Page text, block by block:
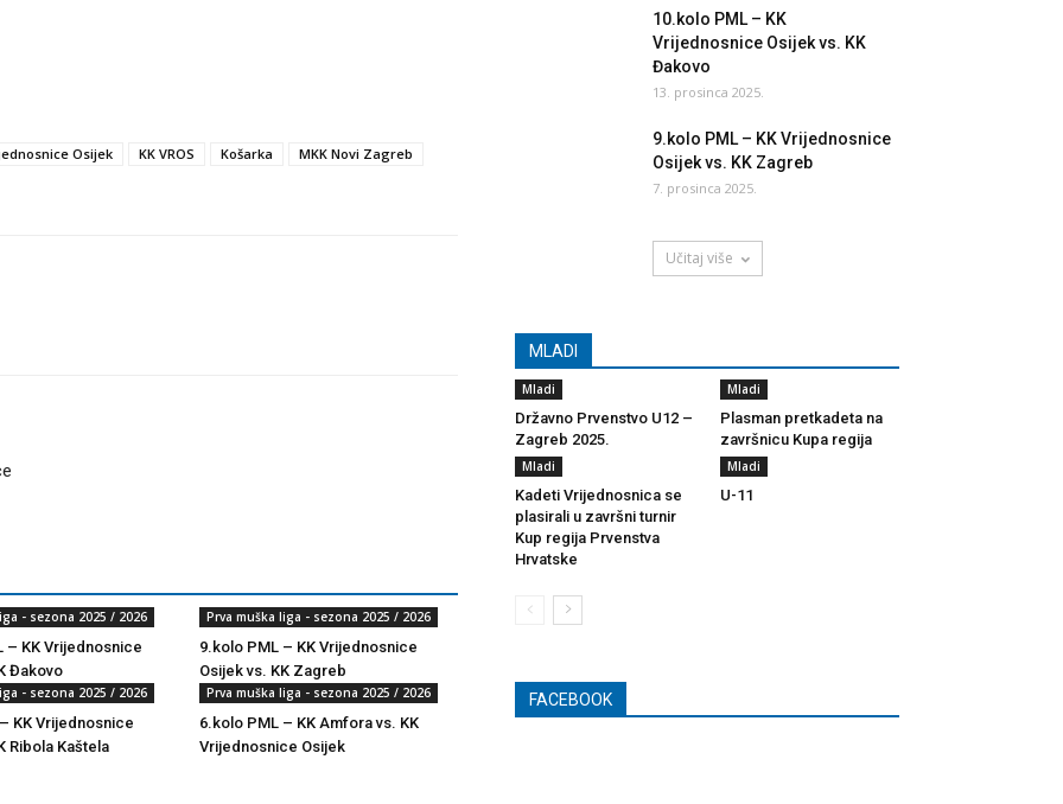
Osijek KK VROS Košarka MKK Novi Zagreb
- sezona 2025 / 2026
– KK Vrijednosnice
Đakovo
Prva muška liga - sezona 2025 / 2026
9.kolo PML – KK Vrijednosnice
Osijek vs. KK Zagreb
- sezona 2025 / 2026
KK Vrijednosnice
Ribola Kaštela
Prva muška liga - sezona 2025 / 2026
6.kolo PML – KK Amfora vs. KK
Vrijednosnice Osijek
10.kolo PML – KK
Vrijednosnice Osijek vs. KK
Đakovo
13. prosinca 2025.
9.kolo PML – KK Vrijednosnice
Osijek vs. KK Zagreb
7. prosinca 2025.
Učitaj više
MLADI
Mladi
Državno Prvenstvo U12 –
Zagreb 2025.
Mladi
Plasman pretkadeta na
završnicu Kupa regija
Mladi
Kadeti Vrijednosnica se
plasirali u završni turnir
Kup regija Prvenstva
Hrvatske
Mladi
U-11
FACEBOOK